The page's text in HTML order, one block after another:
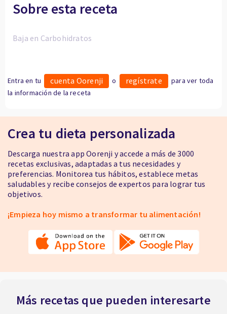
Sobre esta receta
Baja en Carbohidratos
Entra en tu cuenta Oorenji o regístrate
para ver toda
la información de la receta
Crea tu dieta personalizada
Descarga nuestra app Oorenji y accede a más de 3000
recetas exclusivas, adaptadas a tus necesidades y
preferencias. Monitorea tus hábitos, establece metas
saludables y recibe consejos de expertos para lograr tus
objetivos.
¡Empieza hoy mismo a transformar tu alimentación!
Más recetas que pueden interesarte